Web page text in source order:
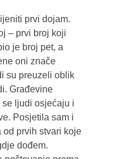
prvi dojam.
– prvi broj koji
je broj pet, a
oni znače
su preuzeli oblik
Građevine
se ljudi osjećaju i
Posjetila sam i
od prvih stvari koje
dođem.